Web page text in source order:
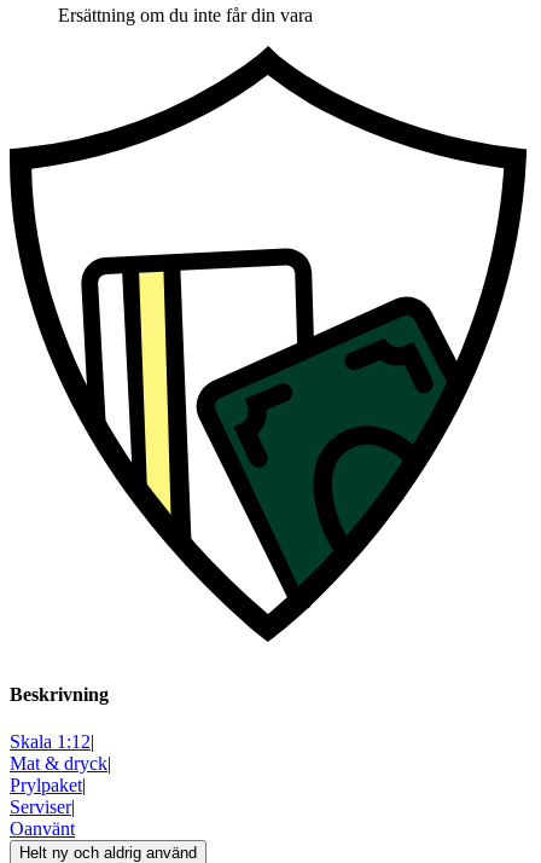
Ersättning om du inte får din vara
Beskrivning
Skala 1:12|
Mat & dryck|
Prylpaket|
Serviser|
Oanvänt
Helt ny och aldrig använd